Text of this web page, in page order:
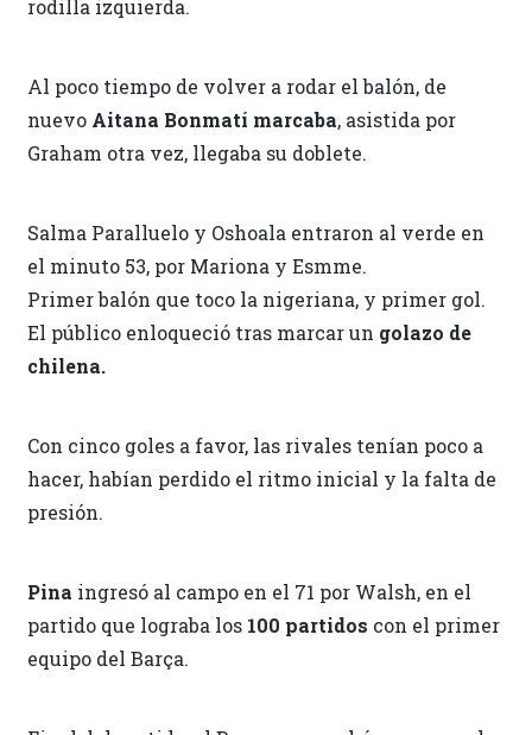
rodilla izquierda.
Al poco tiempo de volver a rodar el balón, de
nuevo Aitana Bonmatí marcaba, asistida por
Graham otra vez, llegaba su doblete.
Salma Paralluelo y Oshoala entraron al verde en
el minuto 53, por Mariona y Esmme.
Primer balón que toco la nigeriana, y primer gol.
El público enloqueció tras marcar un golazo de
chilena.
Con cinco goles a favor, las rivales tenían poco a
hacer, habían perdido el ritmo inicial y la falta de
presión.
Pina ingresó al campo en el 71 por Walsh, en el
partido que lograba los 100 partidos con el primer
equipo del Barça.